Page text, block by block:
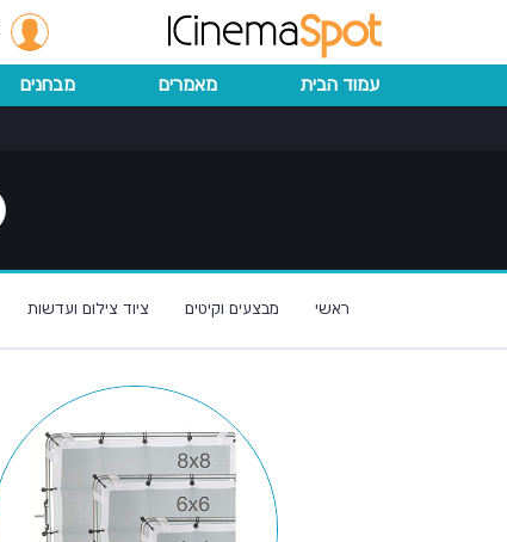
עמוד הבית מאמרים מבחנים
ראשי מבצעים וקיטים ציוד צילום ועדשות